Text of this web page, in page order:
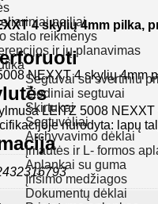
peiliai
stalo reikmenys
ir jų planavimas
Segtuvai su svertiniu
Žiediniai segtuvai
Skirtukai
Segtuvėliai
Archyvavimo dėklai
Įmautės ir L- formos
Aplankai su guma
Įrišimo medžiagos
Dokumentų dėklai
4 skylių 4mm pilka,
NEXXT 4 skylių 4mm
LEITZ 5008
nurodyta: lapų